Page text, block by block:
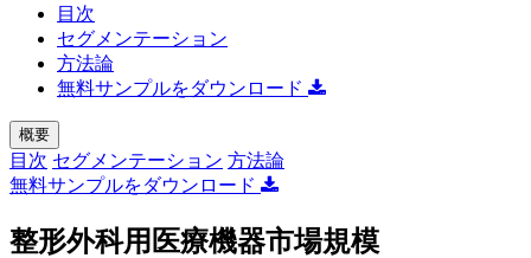
目次
セグメンテーション
方法論
無料サンプルをダウンロード
概要
目次 セグメンテーション 方法論
無料サンプルをダウンロード
整形外科用医療機器市場規模